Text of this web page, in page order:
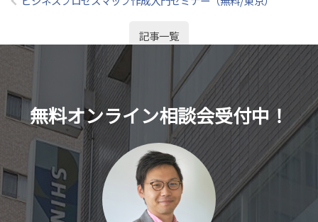
記事一覧
無料オンライン相談会受付中！